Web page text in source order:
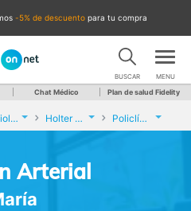
-5% de descuento para tu compra
BUSCAR MENU
Chat Médico Plan de salud Fidelity
Cardiología Holter de Presión Arterial Policlínica Santa María
Arterial